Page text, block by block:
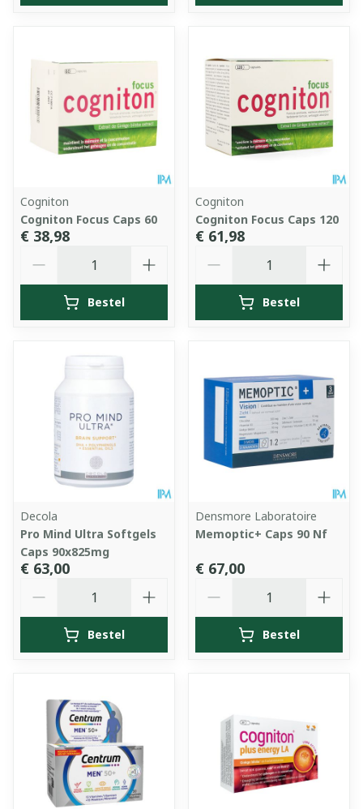
Cogniton
Cogniton Focus Caps 60
€ 38,98
Bestel
Cogniton
Cogniton Focus Caps 120
€ 61,98
Bestel
Decola
Pro Mind Ultra Softgels
Caps 90x825mg
€ 63,00
Bestel
Densmore Laboratoire
Memoptic+ Caps 90 Nf
€ 67,00
Bestel